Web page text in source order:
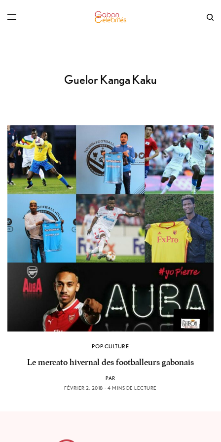
Guelor Kanga Kaku
POP-CULTURE
Le mercato hivernal des footballeurs gabonais
PAR
FÉVRIER 2, 2018
4 MINS DE LECTURE